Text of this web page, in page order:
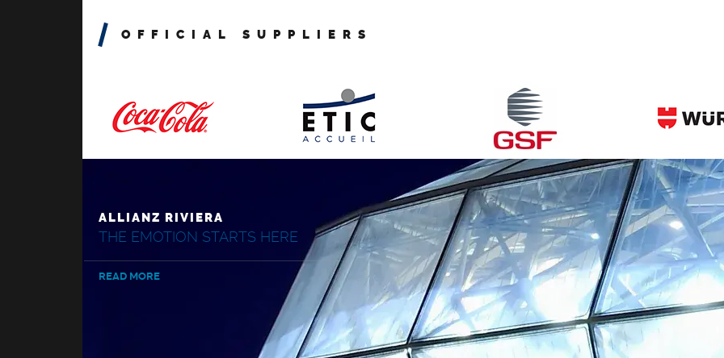
OFFICIAL SUPPLIERS
ALLIANZ RIVIERA
THE EMOTION STARTS HERE
READ MORE